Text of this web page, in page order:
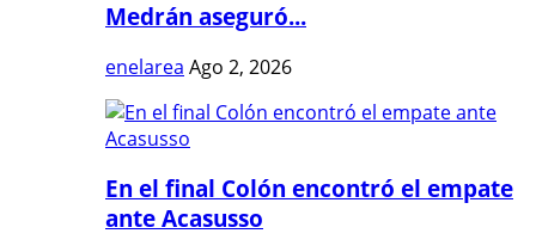
Medrán aseguró...
enelarea Ago 2, 2026
En el final Colón encontró el empate
ante Acasusso